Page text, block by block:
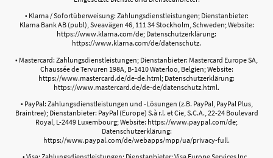
• Klarna / Sofortüberweisung: Zahlungsdienstleistungen; Dienstanbieter:
Klarna Bank AB (publ), Sveavägen 46, 111 34 Stockholm, Schweden; Website:
https://www.klarna.com/de; Datenschutzerklärung:
https://www.klarna.com/de/datenschutz.
• Mastercard: Zahlungsdienstleistungen; Dienstanbieter: Mastercard Europe SA,
Chaussée de Tervuren 198A, B-1410 Waterloo, Belgien; Website:
https://www.mastercard.de/de-de.html; Datenschutzerklärung:
https://www.mastercard.de/de-de/datenschutz.html.
• PayPal: Zahlungsdienstleistungen und -Lösungen (z.B. PayPal, PayPal Plus,
Braintree); Dienstanbieter: PayPal (Europe) S.à r.l. et Cie, S.C.A., 22-24 Boulevard
Royal, L-2449 Luxembourg; Website: https://www.paypal.com/de;
Datenschutzerklärung:
https://www.paypal.com/de/webapps/mpp/ua/privacy-full.